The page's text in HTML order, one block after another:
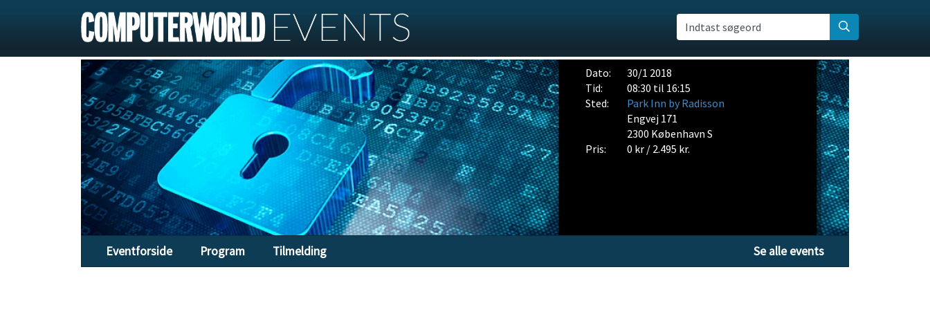
Indtast søgeord
Dato:
30/1 2018
Tid:
08:30 til 16:15
Sted:
Park Inn by Radisson
Engvej 171
2300 København S
Pris:
0 kr / 2.495 kr.
Eventforside Program Tilmelding Se alle events